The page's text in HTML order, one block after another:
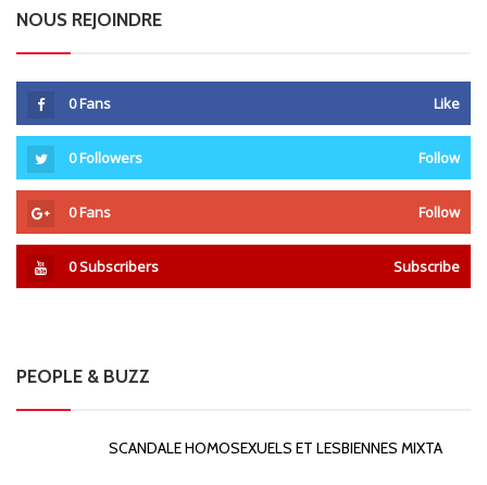
NOUS REJOINDRE
0Fans Like
0Followers Follow
0Fans Follow
0Subscribers Subscribe
PEOPLE & BUZZ
SCANDALE HOMOSEXUELS ET LESBIENNES MIXTA